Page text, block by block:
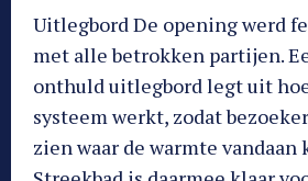
Uitlegbord De opening werd
met alle betrokken partijen.
onthuld uitlegbord legt uit
systeem werkt, zodat
zien waar de warmte vandaan